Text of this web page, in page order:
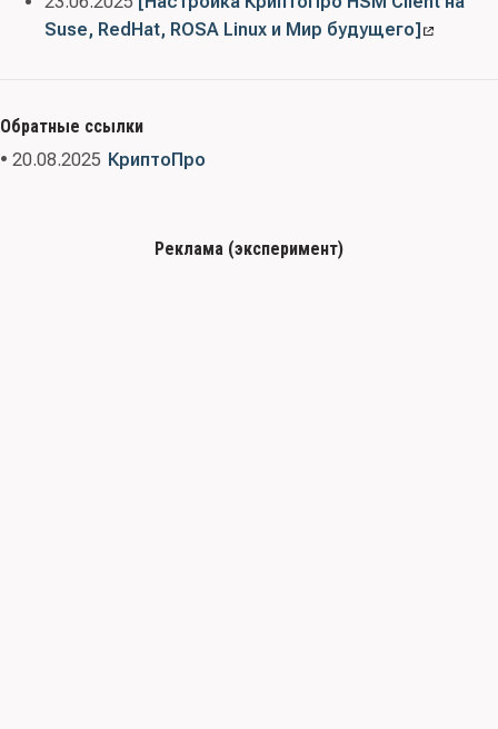
Suse, RedHat, ROSA Linux и Мир будущего]
Обратные ссылки
• 20.08.2025 КриптоПро
Реклама (эксперимент)